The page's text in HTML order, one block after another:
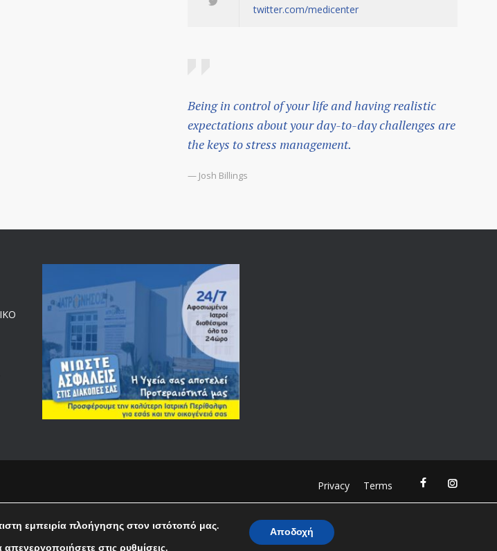
twitter.com/medicenter
Being in control of your life and having realistic
expectations about your day-to-day challenges are
the keys to stress management.
— Josh Billings
Privacy Terms
εμπειρία πλοήγησης στον ιστότοπό μας.
στις ρυθμίσεις.
Αποδοχή
Ελληνικα